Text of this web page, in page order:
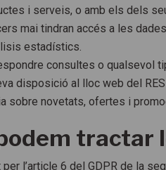
i serveis, o amb els dels
mai tindran accés a les
estadístics.
consultes o qualsevol
disposició al lloc web del
sobre novetats, ofertes i
tractar
l’article 6 del GDPR de la